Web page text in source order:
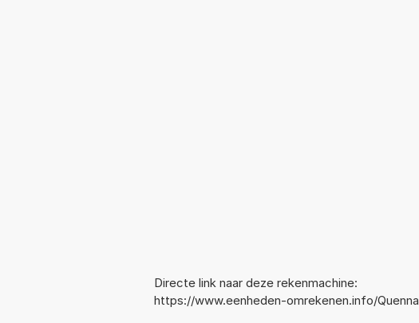
Directe link naar deze rekenmachine:
https://www.eenheden-omrekenen.info/